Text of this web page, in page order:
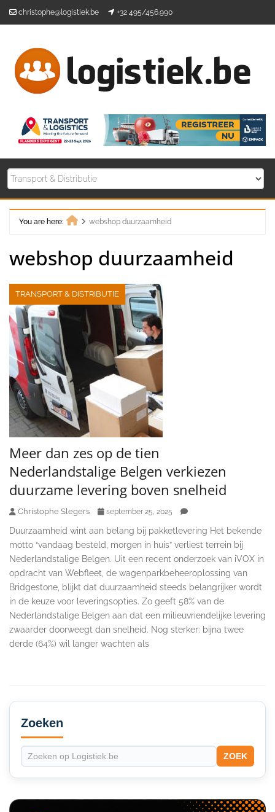
christophe@logistiek.be +32 495/456.990
You are here:
webshop duurzaamheid
webshop duurzaamheid
TRANSPORT & DISTRIBUTIE
Meer dan zes op de tien
Nederlandstalige Belgen verkiezen
duurzame levering boven snelheid
Christophe Slegers september 25, 2025
Duurzaamheid wint aan belang bij pakketlevering Het bekende
motto “vandaag besteld, morgen in huis” verliest terrein bij
Nederlandstalige Belgen. Uit een recent onderzoek van iVOX in
opdracht van Webfleet, de wagenparkbeheeroplossing van
Bridgestone, blijkt dat duurzaamheid steeds belangrijker wordt
in de keuze voor leveringsopties. Zo geeft 58% van de
Nederlandstalige Belgen aan dat een milieuvriendelijke levering
zwaarder doorweegt dan snelheid. Nog sterker: bijna twee
derde (64%) wil langer wachten als
Secondary
Sidebar
Zoeken
ZOEK